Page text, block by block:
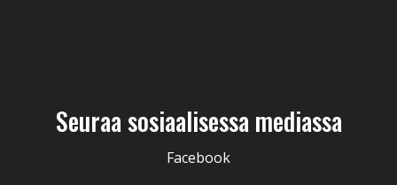
Seuraa sosiaalisessa mediassa
Facebook